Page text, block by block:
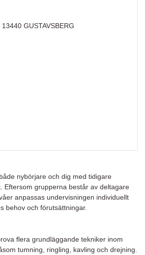
nybörjare och dig med tidigare
Eftersom grupperna består av deltagare
anpassas undervisningen individuellt
behov och förutsättningar.
flera grundläggande tekniker inom
tumning, ringling, kavling och drejning.
GUSTAVSBERG